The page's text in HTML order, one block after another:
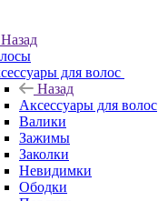
Назад
для волос
Назад
Аксессуары для волос
Валики
Зажимы
Заколки
Невидимки
Ободки